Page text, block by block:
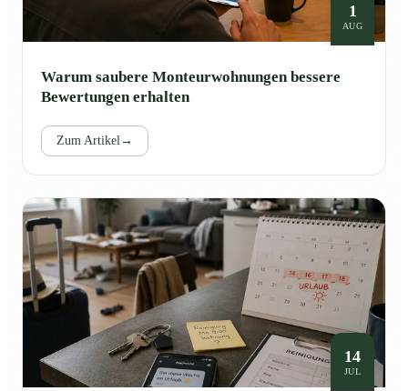
1
AUG
Warum saubere Monteurwohnungen bessere
Bewertungen erhalten
Zum Artikel→
14
JUL